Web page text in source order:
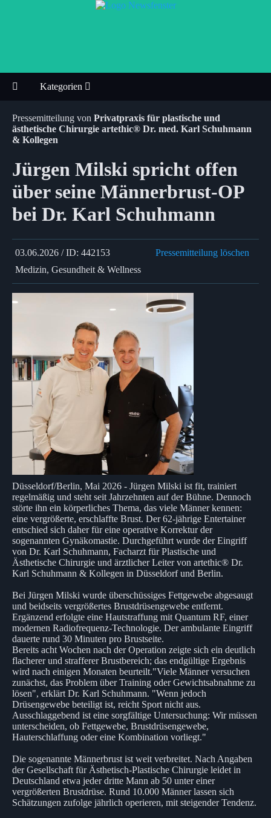
Kategorien
Pressemitteilung von Privatpraxis für plastische und
ästhetische Chirurgie artethic® Dr. med. Karl Schuhmann
& Kollegen
Jürgen Milski spricht offen
über seine Männerbrust-OP
bei Dr. Karl Schuhmann
03.06.2026 / ID: 442153
Pressemitteilung löschen
Medizin, Gesundheit & Wellness
Düsseldorf/Berlin, Mai 2026 - Jürgen Milski ist fit, trainiert
regelmäßig und steht seit Jahrzehnten auf der Bühne. Dennoch
störte ihn ein körperliches Thema, das viele Männer kennen:
eine vergrößerte, erschlaffte Brust. Der 62-jährige Entertainer
entschied sich daher für eine operative Korrektur der
sogenannten Gynäkomastie. Durchgeführt wurde der Eingriff
von Dr. Karl Schuhmann, Facharzt für Plastische und
Ästhetische Chirurgie und ärztlicher Leiter von artethic® Dr.
Karl Schuhmann & Kollegen in Düsseldorf und Berlin.
Bei Jürgen Milski wurde überschüssiges Fettgewebe abgesaugt
und beidseits vergrößertes Brustdrüsengewebe entfernt.
Ergänzend erfolgte eine Hautstraffung mit Quantum RF, einer
modernen Radiofrequenz-Technologie. Der ambulante Eingriff
dauerte rund 30 Minuten pro Brustseite.
Bereits acht Wochen nach der Operation zeigte sich ein deutlich
flacherer und strafferer Brustbereich; das endgültige Ergebnis
wird nach einigen Monaten beurteilt."Viele Männer versuchen
zunächst, das Problem über Training oder Gewichtsabnahme zu
lösen", erklärt Dr. Karl Schuhmann. "Wenn jedoch
Drüsengewebe beteiligt ist, reicht Sport nicht aus.
Ausschlaggebend ist eine sorgfältige Untersuchung: Wir müssen
unterscheiden, ob Fettgewebe, Brustdrüsengewebe,
Hauterschlaffung oder eine Kombination vorliegt."
Die sogenannte Männerbrust ist weit verbreitet. Nach Angaben
der Gesellschaft für Ästhetisch-Plastische Chirurgie leidet in
Deutschland etwa jeder dritte Mann ab 50 unter einer
vergrößerten Brustdrüse. Rund 10.000 Männer lassen sich
Schätzungen zufolge jährlich operieren, mit steigender Tendenz.